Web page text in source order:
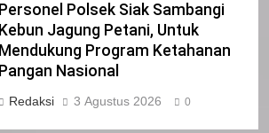
Personel Polsek Siak Sambangi
Kebun Jagung Petani, Untuk
Mendukung Program Ketahanan
Pangan Nasional
Redaksi 3 Agustus 2026 0
Pimpinan Beserta Anggota DPRD
Kabupaten Siak Mengucapkan
IKLAN